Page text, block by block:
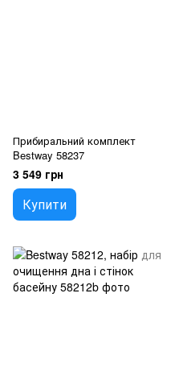
Прибиральний комплект
Bestway 58237
3 549 грн
Купити